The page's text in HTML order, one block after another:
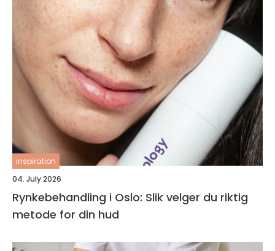
inspiration
04. July 2026
Rynkebehandling i Oslo: Slik velger du riktig
metode for din hud